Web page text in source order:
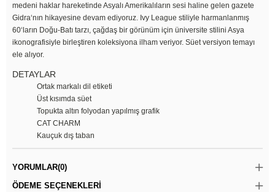
medeni haklar hareketinde Asyalı Amerikalıların sesi haline gelen gazete
Gidra‘nın hikayesine devam ediyoruz. Ivy League stiliyle harmanlanmış
60‘ların Doğu-Batı tarzı, çağdaş bir görünüm için üniversite stilini Asya
ikonografisiyle birleştiren koleksiyona ilham veriyor. Süet versiyon temayı
ele alıyor.
DETAYLAR
Ortak markalı dil etiketi
Üst kısımda süet
Topukta altın folyodan yapılmış grafik
CAT CHARM
Kauçuk dış taban
YORUMLAR(0)
ÖDEME SEÇENEKLERI